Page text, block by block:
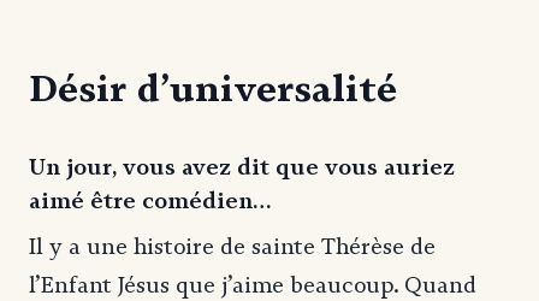
Désir d’universalité
Un jour, vous avez dit que vous auriez
aimé être comédien…
Il y a une histoire de sainte Thérèse de
l’Enfant Jésus que j’aime beaucoup. Quand